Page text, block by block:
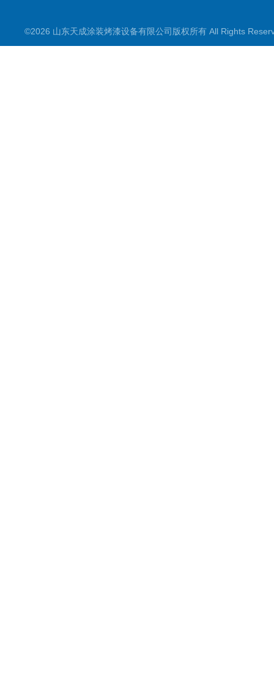
©2026 山东天成涂装烤漆设备有限公司版权所有 All Rights